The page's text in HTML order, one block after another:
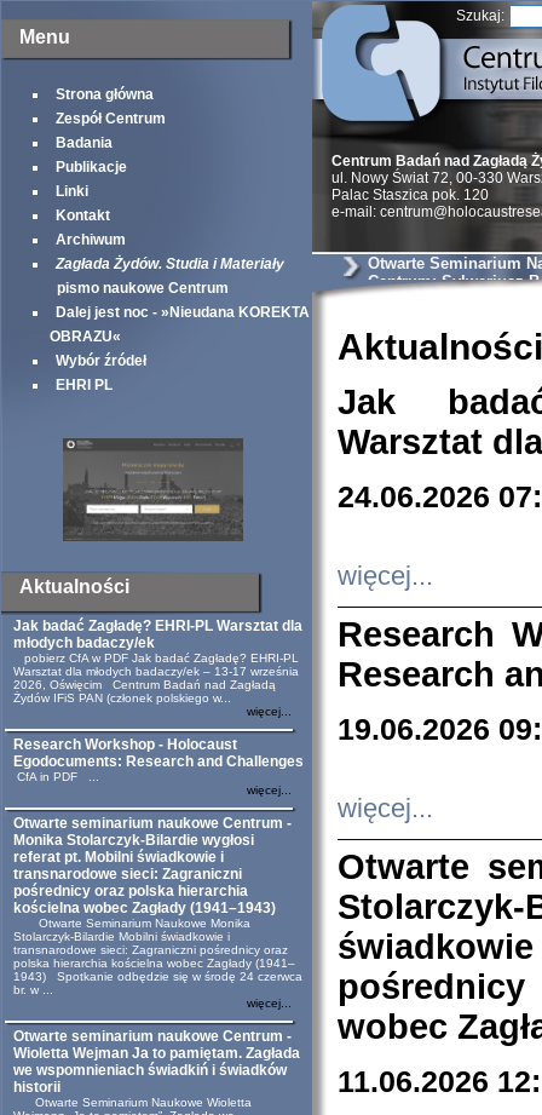
Menu
Strona główna
Zespół Centrum
Badania
Publikacje
Linki
Kontakt
Archiwum
Zagłada Żydów. Studia i Materiały
pismo naukowe Centrum
Dalej jest noc - »Nieudana KOREKTA
OBRAZU«
Wybór źródeł
EHRI PL
Aktualności
Jak badać Zagładę? EHRI-PL Warsztat dla
młodych badaczy/ek
pobierz CfA w PDF Jak badać Zagładę? EHRI-PL
Warsztat dla młodych badaczy/ek – 13-17 września
2026, Oświęcim Centrum Badań nad Zagładą
Żydów IFiS PAN (członek polskiego w...
więcej...
Research Workshop - Holocaust
Egodocuments: Research and Challenges
CfA in PDF ...
więcej...
Otwarte seminarium naukowe Centrum -
Monika Stolarczyk-Bilardie wygłosi
referat pt. Mobilni świadkowie i
transnarodowe sieci: Zagraniczni
pośrednicy oraz polska hierarchia
kościelna wobec Zagłady (1941–1943)
Otwarte Seminarium Naukowe Monika
Stolarczyk-Bilardie Mobilni świadkowie i
transnarodowe sieci: Zagraniczni pośrednicy oraz
polska hierarchia kościelna wobec Zagłady (1941–
1943) Spotkanie odbędzie się w środę 24 czerwca
br. w ...
więcej...
Otwarte seminarium naukowe Centrum -
Wioletta Wejman Ja to pamiętam. Zagłada
we wspomnieniach świadkiń i świadków
historii
Otwarte Seminarium Naukowe Wioletta
Szukaj:
Centrum Badań nad Zagładą
ul. Nowy Świat 72, 00-330
Palac Staszica pok. 120
e-mail:
Otwarte Seminarium
Centrum: Sylweriusz
doświadczenie
Aktualności
Jak
Warsztat
24.06.2026
więcej...
Research
Research
19.06.2026
więcej...
Otwarte
wobec
11.06.2026